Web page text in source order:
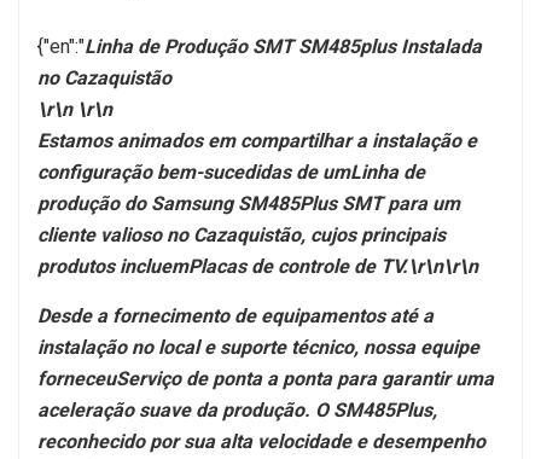
{"en":"Linha de Produção SMT SM485plus Instalada
no Cazaquistão
\r\n \r\n
Estamos animados em compartilhar a instalação e
configuração bem-sucedidas de umLinha de
produção do Samsung SM485Plus SMT para um
cliente valioso no Cazaquistão, cujos principais
produtos incluemPlacas de controle de TV.\r\n\r\n
Desde a fornecimento de equipamentos até a
instalação no local e suporte técnico, nossa equipe
forneceuServiço de ponta a ponta para garantir uma
aceleração suave da produção. O SM485Plus,
reconhecido por sua alta velocidade e desempenho